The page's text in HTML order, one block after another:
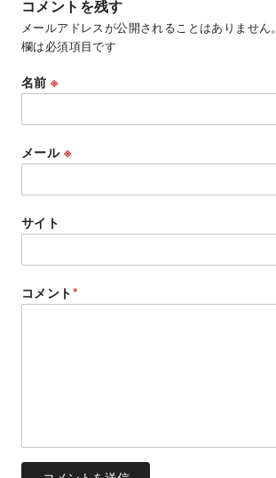
コメントを残す
メールアドレスが公開されることはありません。
欄は必須項目です
名前※
メール ※
サイト
コメント*